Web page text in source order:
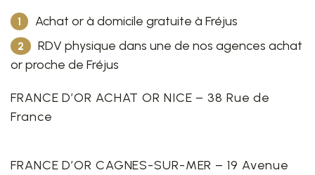
Achat or à domicile gratuite à Fréjus
RDV physique dans une de nos agences achat
or proche de Fréjus
FRANCE D’OR ACHAT OR NICE – 38 Rue de
France
FRANCE D’OR CAGNES-SUR-MER – 19 Avenue